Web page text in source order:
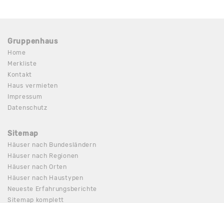
Gruppenhaus
Home
Merkliste
Kontakt
Haus vermieten
Impressum
Datenschutz
Sitemap
Häuser nach Bundesländern
Häuser nach Regionen
Häuser nach Orten
Häuser nach Haustypen
Neueste Erfahrungsberichte
Sitemap komplett